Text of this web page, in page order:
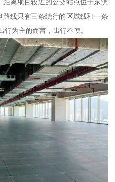
离项目较近的公交站点位于东滨
线只有三条绕行的区域线和一条
为主的而言，出行不便。